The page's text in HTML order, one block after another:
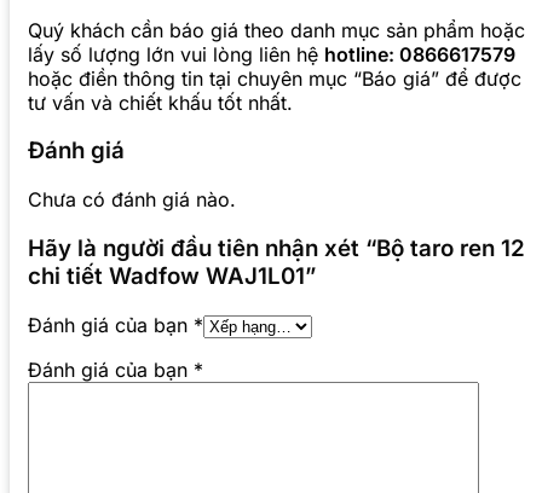
Quý khách cần báo giá theo danh mục sản phẩm hoặc
lấy số lượng lớn vui lòng liên hệ hotline: 0866617579
hoặc điền thông tin tại chuyên mục “Báo giá” để được
tư vấn và chiết khấu tốt nhất.
Đánh giá
Chưa có đánh giá nào.
Hãy là người đầu tiên nhận xét “Bộ taro ren 12
chi tiết Wadfow WAJ1L01”
Đánh giá của bạn *
Đánh giá của bạn *